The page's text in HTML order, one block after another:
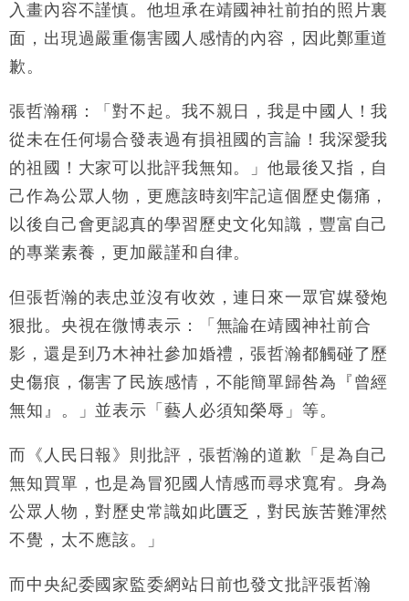
入畫內容不謹慎。他坦承在靖國神社前拍的照片裏
面，出現過嚴重傷害國人感情的內容，因此鄭重道
歉。
張哲瀚稱：「對不起。我不親日，我是中國人！我
從未在任何場合發表過有損祖國的言論！我深愛我
的祖國！大家可以批評我無知。」他最後又指，自
己作為公眾人物，更應該時刻牢記這個歷史傷痛，
以後自己會更認真的學習歷史文化知識，豐富自己
的專業素養，更加嚴謹和自律。
但張哲瀚的表忠並沒有收效，連日來一眾官媒發炮
狠批。央視在微博表示：「無論在靖國神社前合
影，還是到乃木神社參加婚禮，張哲瀚都觸碰了歷
史傷痕，傷害了民族感情，不能簡單歸咎為『曾經
無知』。」並表示「藝人必須知榮辱」等。
而《人民日報》則批評，張哲瀚的道歉「是為自己
無知買單，也是為冒犯國人情感而尋求寬宥。身為
公眾人物，對歷史常識如此匱乏，對民族苦難渾然
不覺，太不應該。」
而中央紀委國家監委網站日前也發文批評張哲瀚